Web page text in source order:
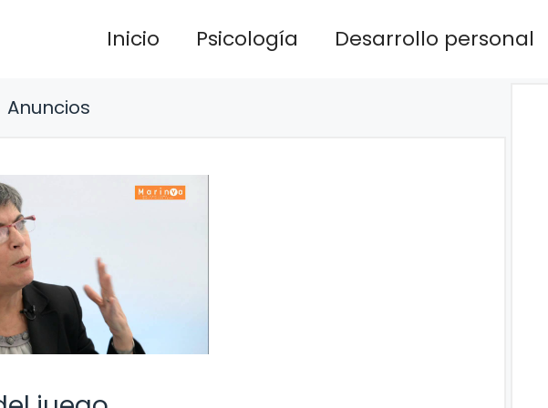
Inicio Psicología Desarrollo personal
Anuncios